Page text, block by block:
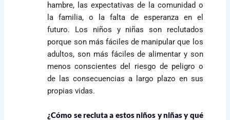
hambre, las expectativas de la comunidad o
la familia, o la falta de esperanza en el
futuro. Los niños y niñas son reclutados
porque son más fáciles de manipular que los
adultos, son más fáciles de alimentar y son
menos conscientes del riesgo de peligro o
de las consecuencias a largo plazo en sus
propias vidas.
¿Cómo se recluta a estos niños y niñas y qué